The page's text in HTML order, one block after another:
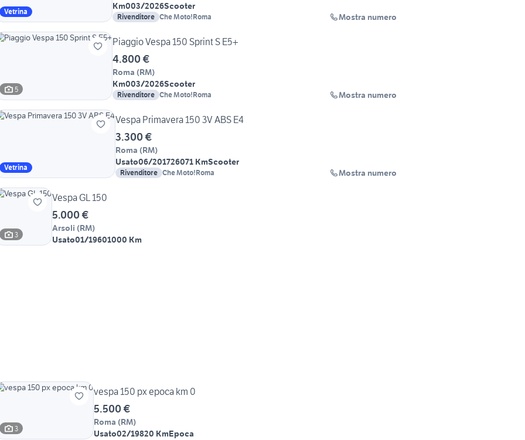
Vetrina
Km003/2026Scooter
Rivenditore Che Moto!Roma Mostra numero
5
Piaggio Vespa 150 Sprint S E5+
4.800 €
Roma (RM)
Km003/2026Scooter
Rivenditore Che Moto!Roma Mostra numero
Vetrina
Vespa Primavera 150 3V ABS E4
3.300 €
Roma (RM)
Usato06/201726071 KmScooter
Rivenditore Che Moto!Roma Mostra numero
3
Vespa GL 150
5.000 €
Arsoli (RM)
Usato01/19601000 Km
3
vespa 150 px epoca km 0
5.500 €
Roma (RM)
Usato02/19820 KmEpoca